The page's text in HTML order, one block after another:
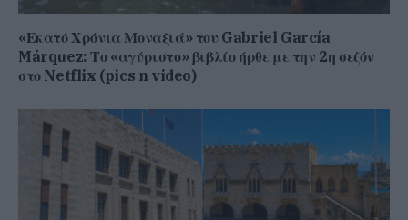
«Εκατό Χρόνια Μοναξιά» του Gabriel García
Márquez: Το «αγύριστο» βιβλίο ήρθε με την 2η σεζόν
στο Netflix (pics n video)